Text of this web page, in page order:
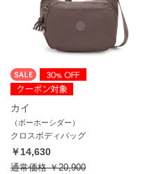
カイ
（ボーホーシダー）
クロスボディバッグ
￥14,630
通常価格￥20,900